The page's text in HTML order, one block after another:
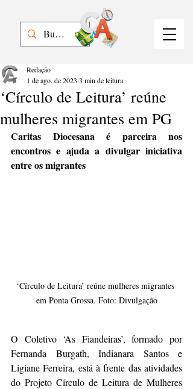
‘Círculo de Leitura’ reúne
mulheres migrantes em PG
Redação
1 de ago. de 2023 3 min de leitura
Caritas Diocesana é parceira nos
encontros e ajuda a divulgar iniciativa
entre os migrantes
‘Círculo de Leitura’ reúne mulheres migrantes
em Ponta Grossa. Foto: Divulgação
O Coletivo ‘As Fiandeiras’, formado por
Fernanda Burgath, Indianara Santos e
Ligiane Ferreira, está à frente das atividades
do Projeto Círculo de Leitura de Mulheres